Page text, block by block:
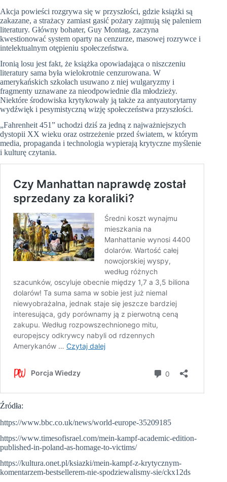
Akcja powieści rozgrywa się w przyszłości, gdzie książki są
zakazane, a strażacy zamiast gasić pożary zajmują się paleniem
literatury. Główny bohater, Guy Montag, zaczyna
kwestionować system oparty na cenzurze, masowej rozrywce i
intelektualnym otępieniu społeczeństwa.
Ironią losu jest fakt, że książka opowiadająca o niszczeniu
literatury sama była wielokrotnie cenzurowana. W
amerykańskich szkołach usuwano z niej wulgaryzmy i
fragmenty uznawane za nieodpowiednie dla młodzieży.
Niektóre środowiska krytykowały ją także za antyautorytarny
wydźwięk i pesymistyczną wizję społeczeństwa przyszłości.
„Fahrenheit 451” uchodzi dziś za jedną z najważniejszych
dystopii XX wieku oraz ostrzeżenie przed światem, w którym
media, propaganda i technologia wypierają krytyczne myślenie
i kulturę czytania.
Źródła:
https://www.bbc.co.uk/news/world-europe-35209185
https://www.timesofisrael.com/mein-kampf-academic-edition-
published-in-poland-as-homage-to-victims/
https://kultura.onet.pl/ksiazki/mein-kampf-z-krytycznym-
komentarzem-bestsellerem-nie-spodziewalismy-sie/ckx12ds